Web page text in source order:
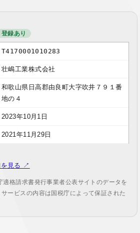
登録あり
T4170001010283
壮嶋工業株式会社
和歌山県日高郡由良町大字吹井７９１番
地の４
2023年10月1日
2021年11月29日
を見る ↗
格請求書発行事業者公表サイトのデータを
ービスの内容は国税庁によって保証された